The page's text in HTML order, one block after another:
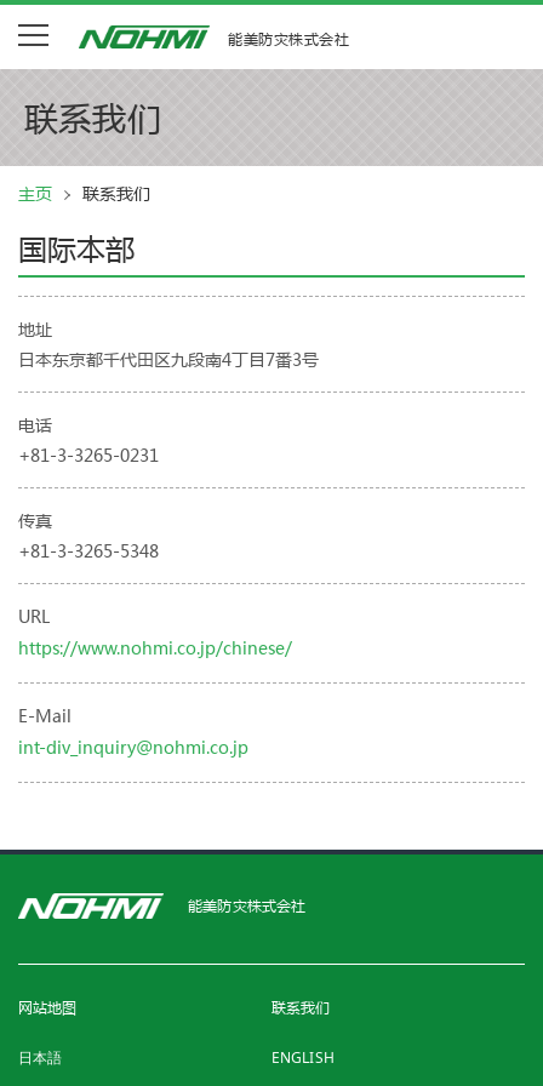
能美防灾株式会社
联系我们
主页 联系我们
国际本部
地址
日本东京都千代田区九段南4丁目7番3号
电话
+81-3-3265-0231
传真
+81-3-3265-5348
URL
https://www.nohmi.co.jp/chinese/
E-Mail
int-div_inquiry@nohmi.co.jp
能美防灾株式会社
网站地图 联系我们
日本語 ENGLISH